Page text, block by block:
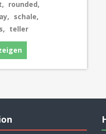
, rounded,
, schale,
, teller